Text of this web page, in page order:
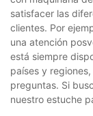
satisfacer las
clientes. Por
una atención
está siempre
países y
preguntas. Si
nuestro estuche